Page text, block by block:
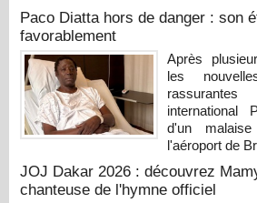
Paco Diatta hors de danger : son
favorablement
Après
les
rassurantes
international
d'un
l'aéroport de
JOJ Dakar 2026 : découvrez
chanteuse de l'hymne officiel